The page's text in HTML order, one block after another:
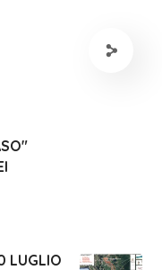
LUGLIO